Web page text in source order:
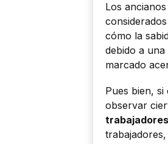
Los
considerados
cómo la
debido a
marcado
Pues bien,
observar